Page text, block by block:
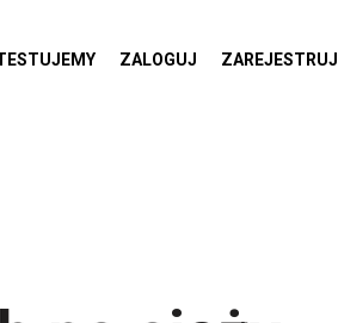
ZALOGUJ ZAREJESTRUJ